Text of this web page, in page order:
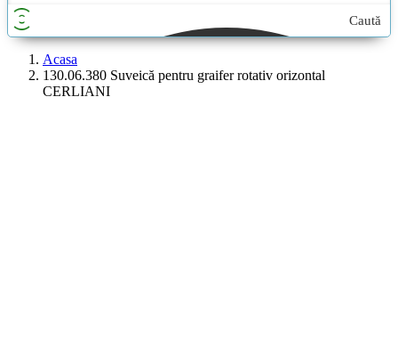
Caută
Acasa
130.06.380 Suveică pentru graifer rotativ orizontal
CERLIANI